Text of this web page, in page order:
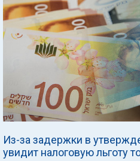
Из-за задержки в
увидит налоговую льготу